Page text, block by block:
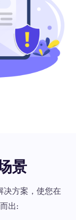
景
决方案，使您在
出: